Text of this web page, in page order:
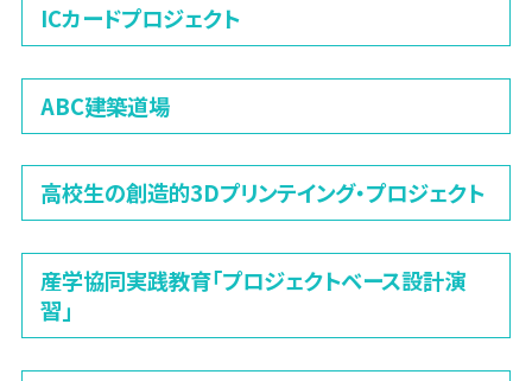
ICカードプロジェクト
ABC建築道場
高校生の創造的3Dプリンテイング・プロジェクト
産学協同実践教育「プロジェクトベース設計演
習」